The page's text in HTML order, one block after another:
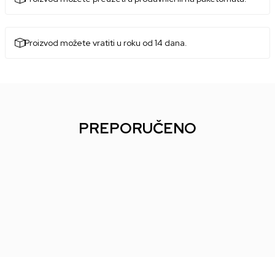
Proizvod možete vratiti u roku od 14 dana.
PREPORUČENO